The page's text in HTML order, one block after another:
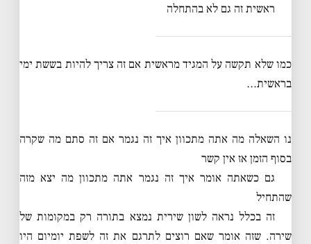
ראשית זה גם לא בהתחלה
כמו שלא תקשה על המגיד מראשית אם זה צריך להיות בששת ימי
בראשית…
נו השאלה מה אתה מתכוון איך זה נגמר אם זה סתם מה שקרה
בסוף הזמן אז אין קשר
גם כשאתה אומר איך זה נגמר אתה מתכוון מה יצא מזה
שהתחיל
זה בכלל נראה לשון שירית נמצא בתורה רק במקומות של
שירה. שזה אומר שאם רוצים לתרגם את זה לשפת יומיום היו